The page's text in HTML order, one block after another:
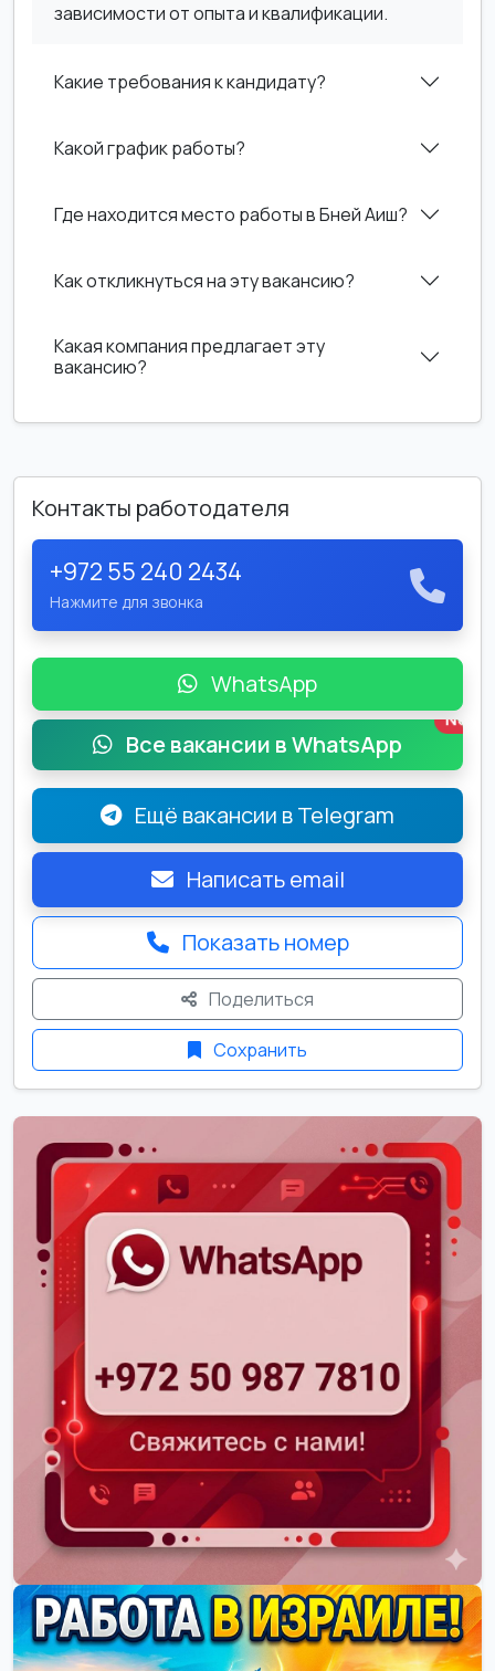
зависимости от опыта и квалификации.
Какие требования к кандидату?
Какой график работы?
Где находится место работы в Бней Аиш?
Как откликнуться на эту вакансию?
Какая компания предлагает эту
вакансию?
Контакты работодателя
+972 55 240 2434
Нажмите для звонка
WhatsApp
Все вакансии в WhatsApp
New
Ещё вакансии в Telegram
Написать email
Показать номер
Поделиться
Сохранить